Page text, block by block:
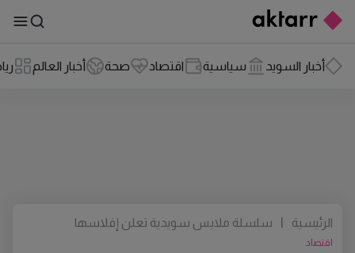
أخبار السويد سياسية اقتصاد صحة أخبار العالم
اقتصاد
الرئيسية سلسلة ملابس سويدية تعلن إفلاسها